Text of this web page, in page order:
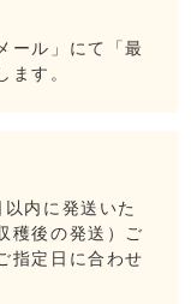
ール」にて「最
ます。
内に発送いた
穫後の発送）ご
指定日に合わせ